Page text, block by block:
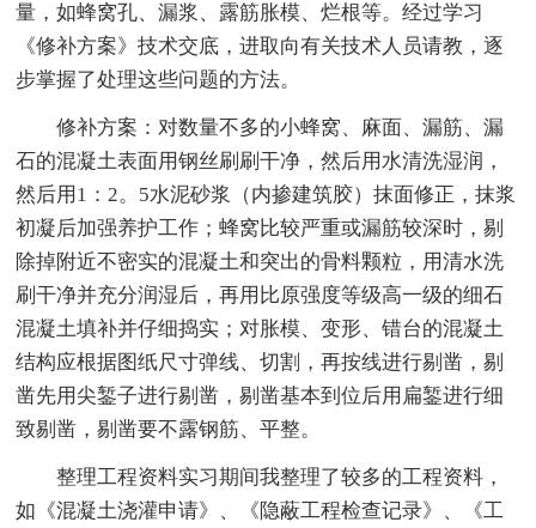
量，如蜂窝孔、漏浆、露筋胀模、烂根等。经过学习
《修补方案》技术交底，进取向有关技术人员请教，逐
步掌握了处理这些问题的方法。
修补方案：对数量不多的小蜂窝、麻面、漏筋、漏
石的混凝土表面用钢丝刷刷干净，然后用水清洗湿润，
然后用1：2。5水泥砂浆（内掺建筑胶）抹面修正，抹浆
初凝后加强养护工作；蜂窝比较严重或漏筋较深时，剔
除掉附近不密实的混凝土和突出的骨料颗粒，用清水洗
刷干净并充分润湿后，再用比原强度等级高一级的细石
混凝土填补并仔细捣实；对胀模、变形、错台的混凝土
结构应根据图纸尺寸弹线、切割，再按线进行剔凿，剔
凿先用尖錾子进行剔凿，剔凿基本到位后用扁錾进行细
致剔凿，剔凿要不露钢筋、平整。
整理工程资料实习期间我整理了较多的工程资料，
如《混凝土浇灌申请》、《隐蔽工程检查记录》、《工